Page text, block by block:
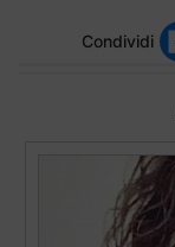
Condividi